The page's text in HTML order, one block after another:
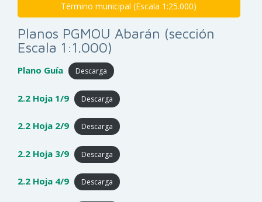
Término municipal (Escala 1:25.000)
Planos PGMOU Abarán (sección
Escala 1:1.000)
Plano Guía Descarga
2.2 Hoja 1/9 Descarga
2.2 Hoja 2/9 Descarga
2.2 Hoja 3/9 Descarga
2.2 Hoja 4/9 Descarga